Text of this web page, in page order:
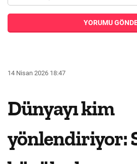
YORUMU
14 Nisan 2026 18:47
Dünyayı kim
yönlendiriyor: